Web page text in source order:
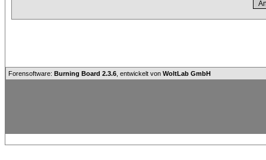
Forensoftware: Burning Board 2.3.6 , entwickelt von WoltLab GmbH